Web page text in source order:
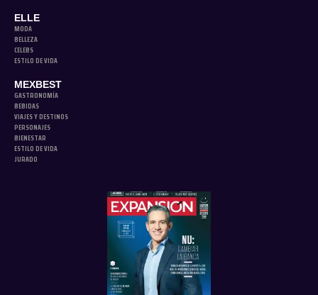
ELLE
MODA
BELLEZA
CELEBS
ESTILO DE VIDA
MEXBEST
GASTRONOMÍA
BEBIDAS
VIAJES Y DESTINOS
PERSONAJES
BIENESTAR
ESTILO DE VIDA
JURADO